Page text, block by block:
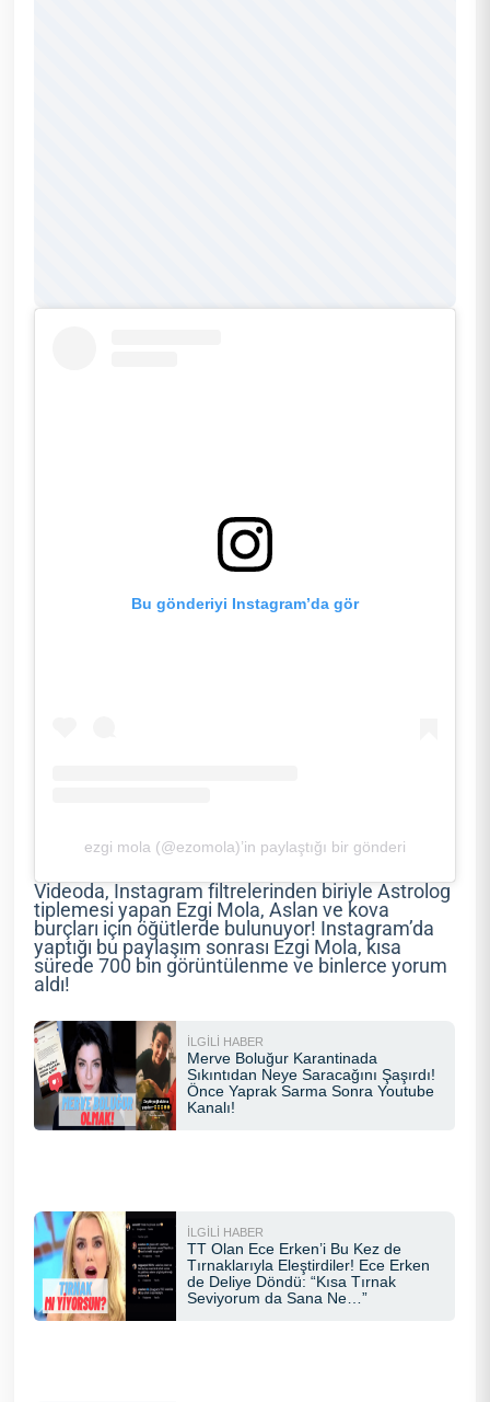
Bu gönderiyi Instagram’da gör
ezgi mola (@ezomola)’in paylaştığı bir gönderi
Videoda, Instagram filtrelerinden biriyle Astrolog
tiplemesi yapan Ezgi Mola, Aslan ve kova
burçları için öğütlerde bulunuyor! Instagram’da
yaptığı bu paylaşım sonrası Ezgi Mola, kısa
sürede 700 bin görüntülenme ve binlerce yorum
aldı!